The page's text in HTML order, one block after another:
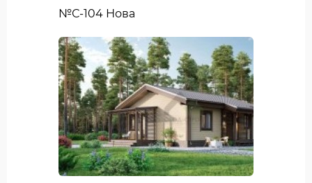
№С-104 Нова